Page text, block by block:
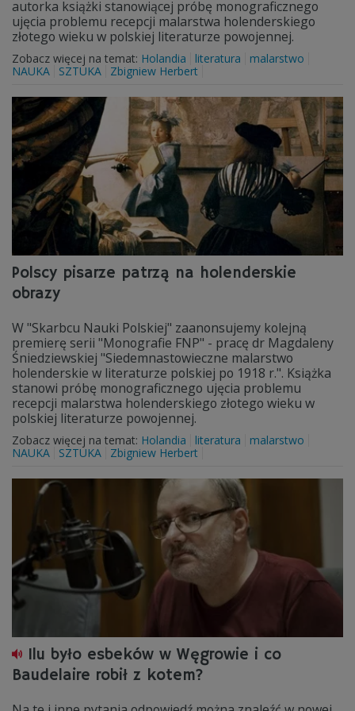
autorka książki stanowiącej próbę monograficznego
ujęcia problemu recepcji malarstwa holenderskiego
złotego wieku w polskiej literaturze powojennej.
Zobacz więcej na temat: Holandia literatura
malarstwo
NAUKA
SZTUKA Zbigniew Herbert
Polscy pisarze patrzą na holenderskie
obrazy
W "Skarbcu Nauki Polskiej" zaanonsujemy kolejną
premierę serii "Monografie FNP" - pracę dr Magdaleny
Śniedziewskiej "Siedemnastowieczne malarstwo
holenderskie w literaturze polskiej po 1918 r.". Książka
stanowi próbę monograficznego ujęcia problemu
recepcji malarstwa holenderskiego złotego wieku w
polskiej literaturze powojennej.
Zobacz więcej na temat: Holandia literatura
malarstwo
NAUKA
SZTUKA Zbigniew Herbert
Ilu było esbeków w Węgrowie i co
Baudelaire robił z kotem?